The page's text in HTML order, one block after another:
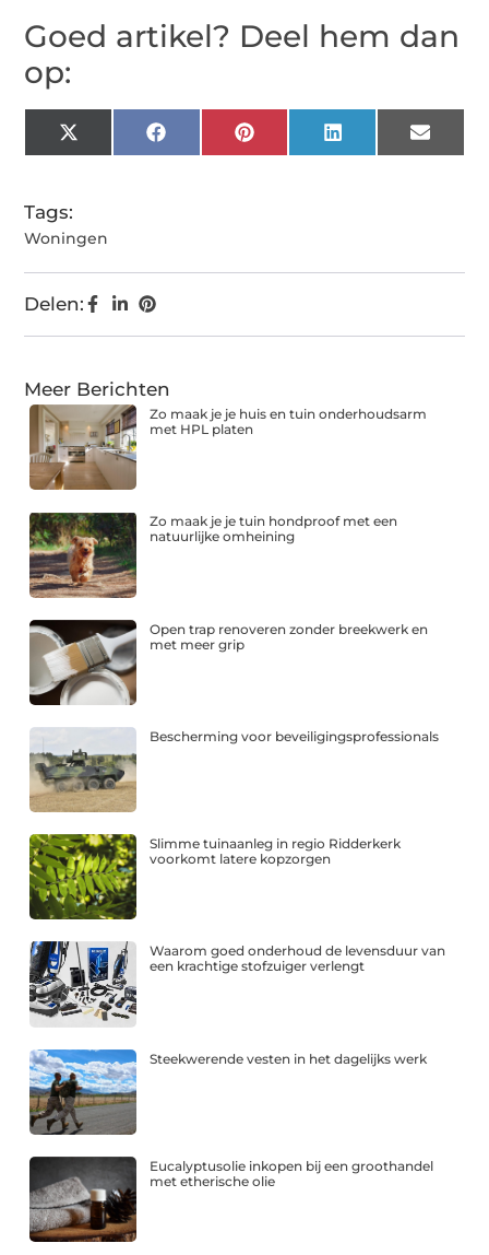
Goed artikel? Deel hem dan
op:
X
(Twitter)
FacebookPinterestLinkedIn Email
Tags:
Woningen
Delen:
Meer Berichten
Zo maak je je huis en tuin onderhoudsarm
met HPL platen
Zo maak je je tuin hondproof met een
natuurlijke omheining
Open trap renoveren zonder breekwerk en
met meer grip
Bescherming voor beveiligingsprofessionals
Slimme tuinaanleg in regio Ridderkerk
voorkomt latere kopzorgen
Waarom goed onderhoud de levensduur van
een krachtige stofzuiger verlengt
Steekwerende vesten in het dagelijks werk
Eucalyptusolie inkopen bij een groothandel
met etherische olie